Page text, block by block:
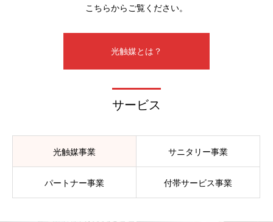
こちらからご覧ください。
光触媒とは？
サービス
光触媒事業 サニタリー事業
パートナー事業 付帯サービス事業